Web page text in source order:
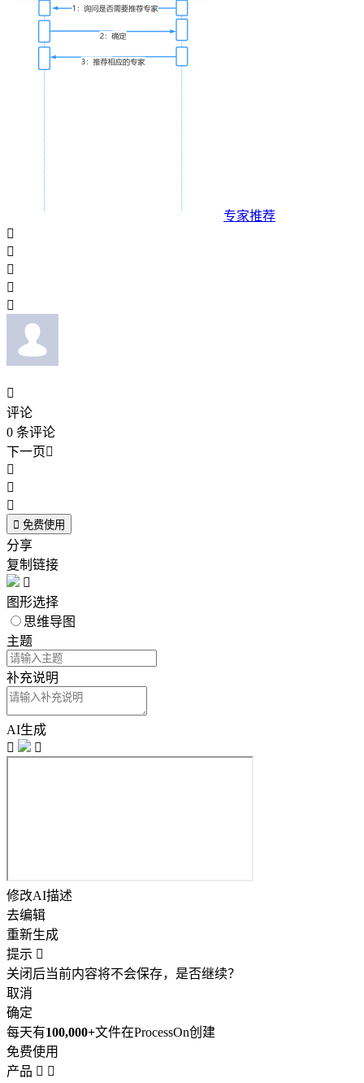
专家推荐






评论
0 条评论
下一页



 免费使用
分享
复制链接

图形选择
思维导图
主题
补充说明
AI生成


修改AI描述
去编辑
重新生成
提示 
关闭后当前内容将不会保存，是否继续？
取消
确定
每天有100,000+文件在ProcessOn创建
免费使用
产品  